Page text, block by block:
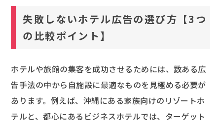
失敗しないホテル広告の選び方【3つ
の比較ポイント】
ホテルや旅館の集客を成功させるためには、数ある広
告手法の中から自施設に最適なものを見極める必要が
あります。例えば、沖縄にある家族向けのリゾートホ
テルと、都心にあるビジネスホテルでは、ターゲット